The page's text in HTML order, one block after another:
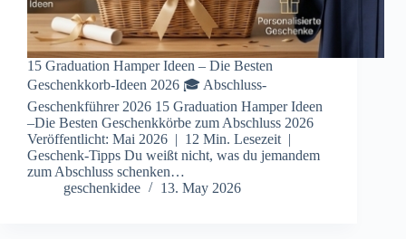
15 Graduation Hamper Ideen – Die Besten
Geschenkkorb-Ideen 2026 🎓 Abschluss-
Geschenkführer 2026 15 Graduation Hamper Ideen
–Die Besten Geschenkkörbe zum Abschluss 2026
Veröffentlicht: Mai 2026 | 12 Min. Lesezeit |
Geschenk-Tipps Du weißt nicht, was du jemandem
zum Abschluss schenken…
geschenkidee
13. May 2026